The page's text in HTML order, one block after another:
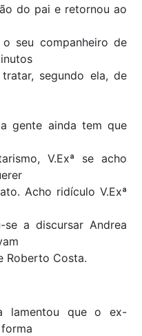
do pai e retornou ao
seu companheiro de
segundo ela, de
gente ainda tem que
V.Exª se acho
Acho ridículo V.Exª
se a discursar Andrea
Roberto Costa.
lamentou que o ex-